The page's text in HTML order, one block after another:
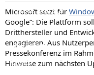
Neue Beiträge
Neueste Aktivitäten
Leserartikel
Regeln
Microsoft setzt für
Google“: Die Plattform
Dritthersteller und
engagieren. Aus
Pressekonferenz im
Hinweise zum nächsten